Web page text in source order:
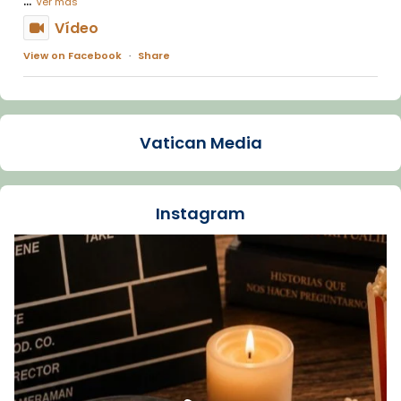
Vídeo
View on Facebook · Share
Arquebisbat de Barcelona
La Carmina va patir depressió. Fa gairebé
dos mesos, a l'Estadi Lluís Companys, la
Recupera l'entrevista comp
Vatican
tican News 👇
www.vaticannews.va/es/iglesia/news/2026-
07/carmina-historia-depresion-papa-viaje-
espana-testimoni...
Foto
Vatican Media
Instagram